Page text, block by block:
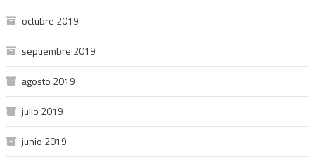
octubre 2019
septiembre 2019
agosto 2019
julio 2019
junio 2019